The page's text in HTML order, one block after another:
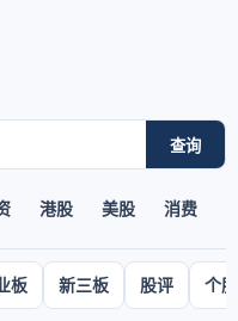
查询
港股 美股 消费
板 新三板 股评 个